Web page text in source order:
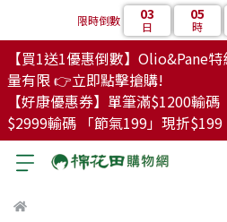
限時倒數 03
日
05
時
【買1送1優惠倒數】Olio&Pane
量有限 👉立即點擊搶購!
【好康優惠券】單筆滿$1200輸
$2999輸碼 「節氣199」現折$199